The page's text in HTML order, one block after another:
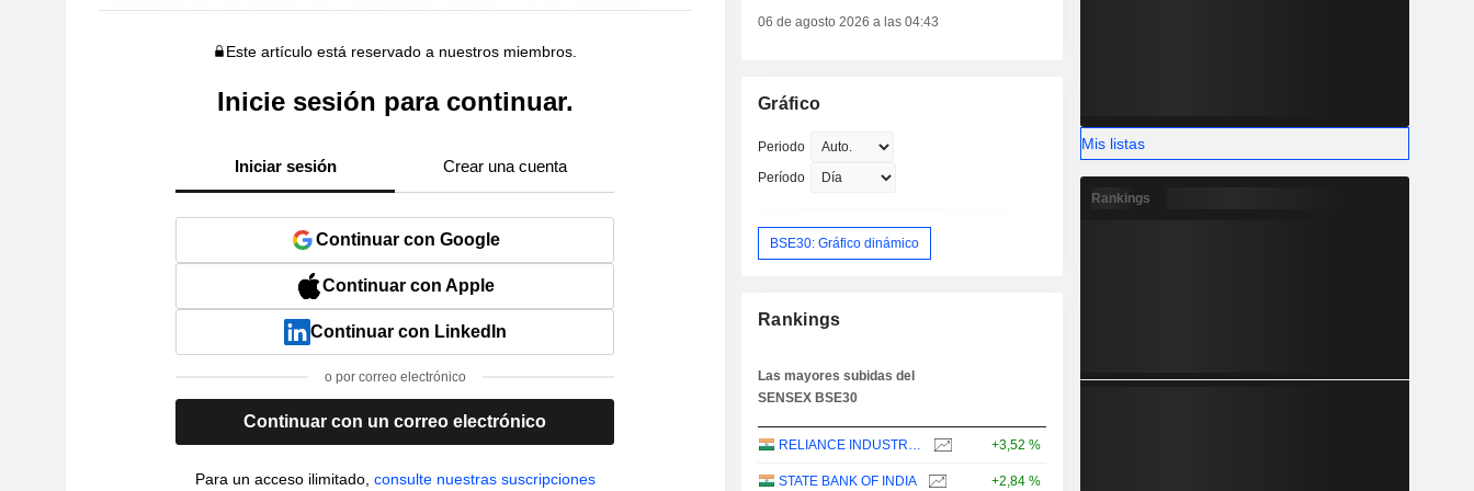
Este artículo está reservado a nuestros miembros.
Inicie sesión para continuar.
Iniciar sesión Crear una cuenta
Continuar con Google
Continuar con Apple
Continuar con LinkedIn
o por correo electrónico
Continuar con un correo electrónico
Para un acceso ilimitado, consulte nuestras suscripciones
06 de agosto 2026 a las 04:43
Gráfico
Periodo
Período
BSE30: Gráfico dinámico
Rankings
Las mayores subidas del
SENSEX BSE30
RELIANCE INDUSTRIES LTD +3,52 %
STATE BANK OF INDIA +2,84 %
Mis listas
Rankings